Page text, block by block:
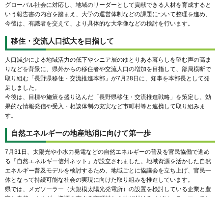
グローバル社会に対応し、地域のリーダーとして貢献できる人材を育成すると
いう報告書の内容を踏まえ、大学の運営体制などの課題について整理を進め、
今後は、有識者を交えて、より具体的な大学像などの検討を行います。
移住・交流人口拡大を目指して
人口減少による地域活力の低下やシニア層のゆとりある暮らしを望む声の高ま
りなどを背景に、県外からの移住者や交流人口の増加を目指して、部局横断で
取り組む「長野県移住・交流推進本部」が7月28日に、知事を本部長として発
足しました。
今後は、目標や施策を盛り込んだ「長野県移住・交流推進戦略」を策定し、効
果的な情報発信や受入・相談体制の充実など市町村等と連携して取り組みま
す。
自然エネルギーの地産地消に向けて第一歩
7月31日、太陽光や小水力発電などの自然エネルギーの普及を官民協働で進め
る「自然エネルギー信州ネット」が設立されました。地域資源を活かした自然
エネルギー普及モデルを検討するため、地域ごとに協議会を立ち上げ、官民一
体となって持続可能な社会の実現に向けた取り組みを推進しています。
県では、メガソーラー（大規模太陽光発電所）の設置を検討している企業と豊